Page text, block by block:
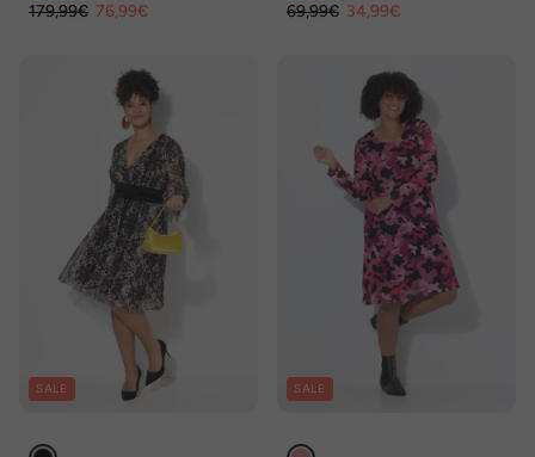
179,99€ 76,99€ 69,99€ 34,99€
SALE SALE